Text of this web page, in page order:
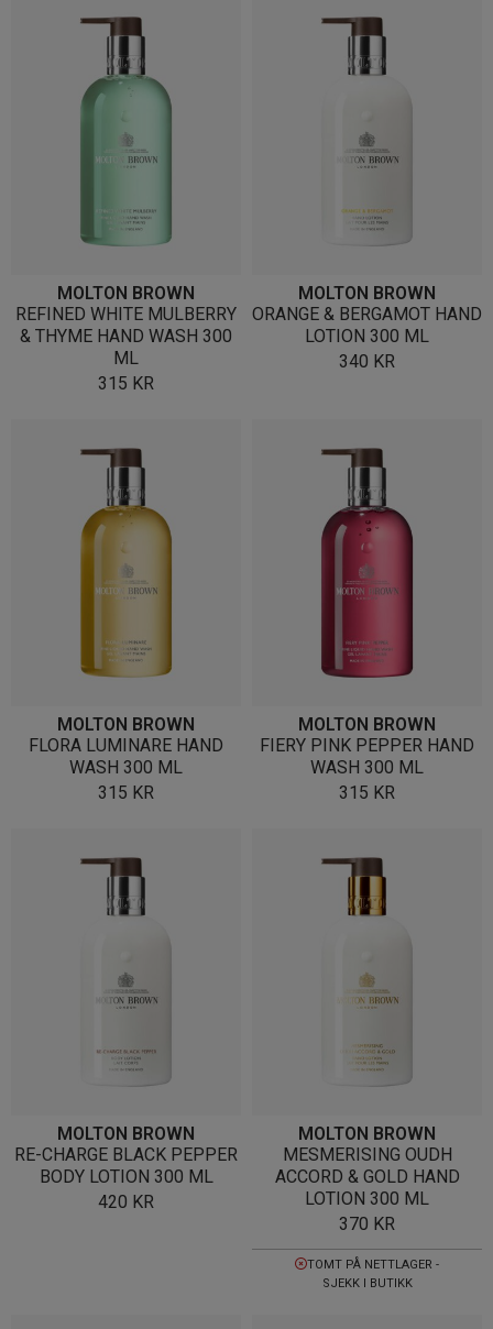
MOLTON BROWN
REFINED WHITE MULBERRY
& THYME HAND WASH 300
ML
315 KR
MOLTON BROWN
ORANGE & BERGAMOT HAND
LOTION 300 ML
340 KR
MOLTON BROWN
FLORA LUMINARE HAND
WASH 300 ML
315 KR
MOLTON BROWN
FIERY PINK PEPPER HAND
WASH 300 ML
315 KR
MOLTON BROWN
RE-CHARGE BLACK PEPPER
BODY LOTION 300 ML
420 KR
MOLTON BROWN
MESMERISING OUDH
ACCORD & GOLD HAND
LOTION 300 ML
370 KR
TOMT PÅ NETTLAGER -
SJEKK I BUTIKK